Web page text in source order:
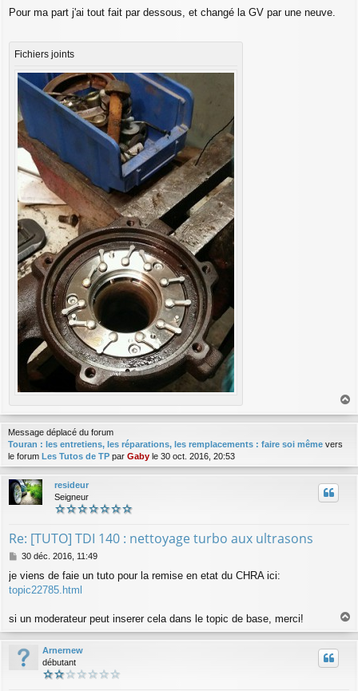
s
a
g
Pour ma part j'ai tout fait par dessous, et changé la GV par une neuve.
Fichiers joints
a
u
Message déplacé du forum
Touran : les entretiens, les réparations, les remplacements : faire soi même vers
le forum Les Tutos de TP par Gaby le 30 oct. 2016, 20:53
resideur
Seigneur
Re: [TUTO] TDI 140 : nettoyage turbo aux ultrasons
M
s
s
g
30 déc. 2016, 11:49
je viens de faie un tuto pour la remise en etat du CHRA ici:
topic22785.html
si un moderateur peut inserer cela dans le topic de base, merci!
a
u
Arnernew
débutant